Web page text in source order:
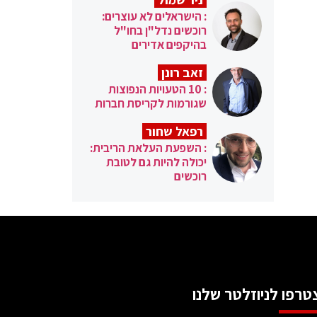
: הישראלים לא עוצרים:
רוכשים נדל"ן בחו"ל
בהיקפים אדירים
זאב רונן
: 10 הטעויות הנפוצות
שגורמות לקריסת חברות
רפאל שחור
: השפעת העלאת הריבית:
יכולה להיות גם לטובת
רוכשים
לניוזלטר שלנו